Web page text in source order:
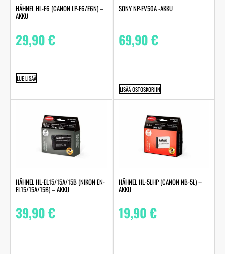
HÄHNEL HL-E6 (CANON LP-E6/E6N) –
AKKU
29,90€
LUE LISÄÄ
SONY NP-FV50A -AKKU
69,90€
LISÄÄ OSTOSKORIIN
HÄHNEL HL-EL15/15A/15B (NIKON EN-
EL15/15A/15B) – AKKU
39,90€
HÄHNEL HL-5LHP (CANON NB-5L) –
AKKU
19,90€